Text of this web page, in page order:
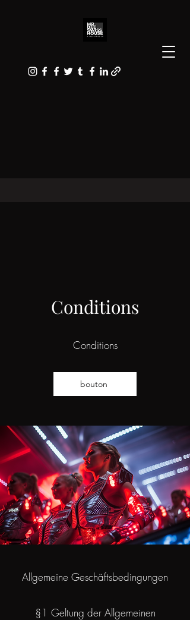
Conditions
Conditions
bouton
Allgemeine Geschäftsbedingungen
§1 Geltung der Allgemeinen